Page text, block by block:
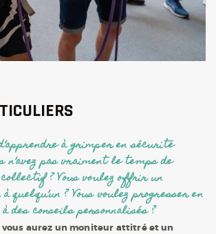
à grimper en sécurité
n’avez pas vraiment le temps de
collectif ?Vous voulez offrir un
quelqu’un ? Vous voulez progresser en
des conseils personnalisés ?
aurez un moniteur attitré et un